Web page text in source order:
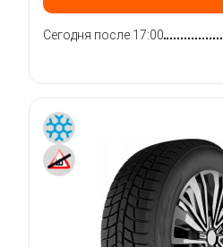
Сегодня после 17:00